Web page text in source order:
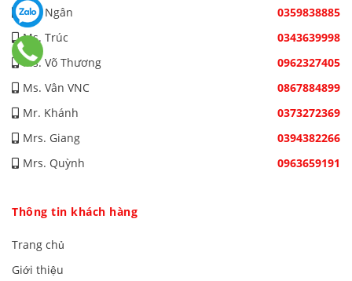
Ms. Ngân
0359838885
Ms. Trúc
0343639998
Ms. Võ Thương
0962327405
Ms. Vân VNC
0867884899
Mr. Khánh
0373272369
Mrs. Giang
0394382266
Mrs. Quỳnh
0963659191
Thông tin khách hàng
Trang chủ
Giới thiệu